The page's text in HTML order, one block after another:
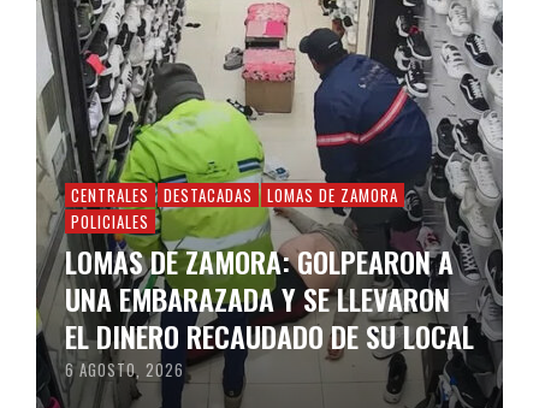
CENTRALES DESTACADAS
LOMAS DE ZAMORA
POLICIALES
LOMAS DE ZAMORA: GOLPEARON A
UNA EMBARAZADA Y SE LLEVARON
EL DINERO RECAUDADO DE SU LOCAL
6 AGOSTO, 2026